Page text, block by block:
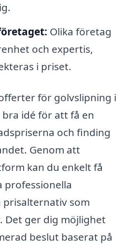
Olika företag
och expertis,
i priset.
för golvslipning i
idé för att få en
och finding
Genom att
kan du enkelt få
professionella
prisalternativ som
Det ger dig möjlighet
beslut baserat på